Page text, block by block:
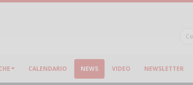
CALENDARIO NEWS VIDEO NEWSLETTER